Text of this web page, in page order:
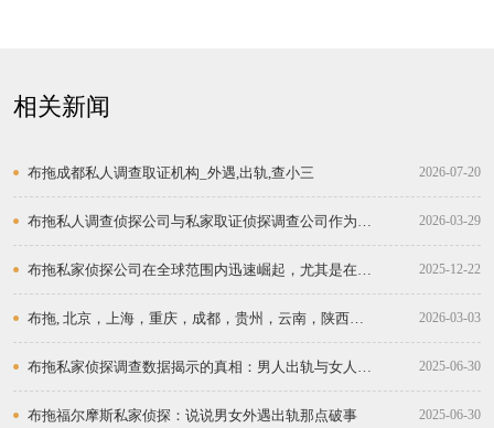
相关新闻
布拖成都私人调查取证机构_外遇,出轨,查小三 2026-07-20
布拖私人调查侦探公司与私家取证侦探调查公司作为现
代社会的“真相守护者”
2026-03-29
布拖私家侦探公司在全球范围内迅速崛起，尤其是在中
国等经济快速发展的和地区。
2025-12-22
布拖, 北京，上海，重庆，成都，贵州，云南，陕西，
广州，深圳：私人私家侦探取证调查公司的兴起
2026-03-03
布拖私家侦探调查数据揭示的真相：男人出轨与女人出
轨的比例
2025-06-30
布拖福尔摩斯私家侦探：说说男女外遇出轨那点破事 2025-06-30